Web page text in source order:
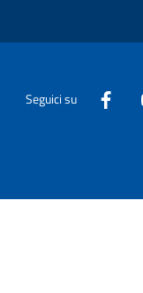
Seguici su